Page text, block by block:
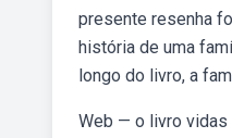
presente resenha
história de uma
longo do livro, a
Web — o livro vidas